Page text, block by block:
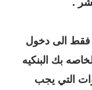
فقط الى دخول
بك البنكيه
التي يجب